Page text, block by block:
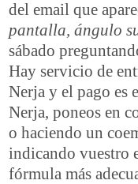
del email que
pantalla, ángulo
sábado
Hay servicio de
Nerja y el pago es
Nerja, poneos en
o haciendo un
indicando vuestro
fórmula más